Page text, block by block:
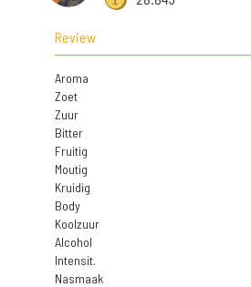
Review
Aroma
Zoet
Zuur
Bitter
Fruitig
Moutig
Kruidig
Body
Koolzuur
Alcohol
Intensit.
Nasmaak